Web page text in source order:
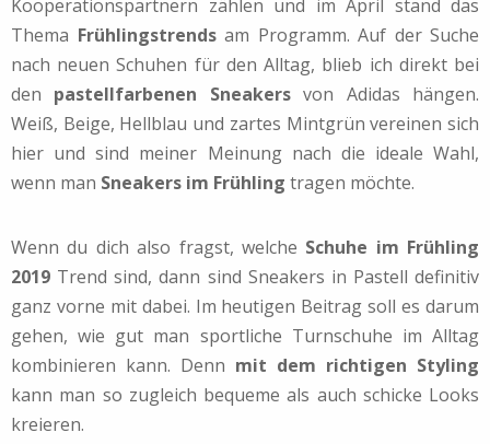
Kooperationspartnern zählen und im April stand das
Thema Frühlingstrendsam Programm. Auf der Suche
nach neuen Schuhen für den Alltag, blieb ich direkt bei
den pastellfarbenen Sneakersvon Adidas hängen.
Weiß, Beige, Hellblau und zartes Mintgrün vereinen sich
hier und sind meiner Meinung nach die ideale Wahl,
wenn man Sneakers im Frühling tragen möchte.
Wenn du dich also fragst, welche Schuhe im Frühling
2019 Trend sind, dann sind Sneakers in Pastell definitiv
ganz vorne mit dabei. Im heutigen Beitrag soll es darum
gehen, wie gut man sportliche Turnschuhe im Alltag
kombinieren kann. Denn mit dem richtigen Styling
kann man so zugleich bequeme als auch schicke Looks
kreieren.